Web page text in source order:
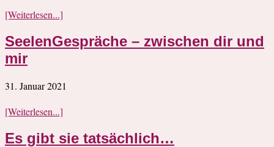
[Weiterlesen...]
SeelenGespräche – zwischen dir und
mir
31. Januar 2021
[Weiterlesen...]
Es gibt sie tatsächlich…